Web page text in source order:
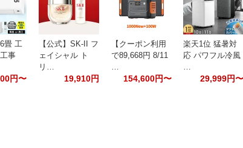
畳 工
事
円〜
【公式】SK-II フ
ェイシャル ト
リ…
19,910円
【クーポン利用
で89,668円 8/11
…
154,600円〜
楽天1位 猛暑対
応 パワフル冷風
…
29,999円〜